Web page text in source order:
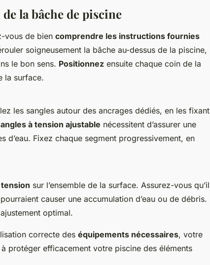
la bâche de piscine
vous de bien comprendre les instructions fournies
soigneusement la bâche au-dessus de la piscine,
le bon sens. Positionnez ensuite chaque coin de la
la surface.
les sangles autour des ancrages dédiés, en les fixant
à tension ajustable nécessitent d’assurer une
d’eau. Fixez chaque segment progressivement, en
sur l’ensemble de la surface. Assurez-vous qu’il
causer une accumulation d’eau ou de débris.
optimal.
correcte des équipements nécessaires, votre
protéger efficacement votre piscine des éléments